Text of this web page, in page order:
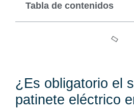
¿Es obligatorio el
patinete eléctrico
Tabla de contenidos